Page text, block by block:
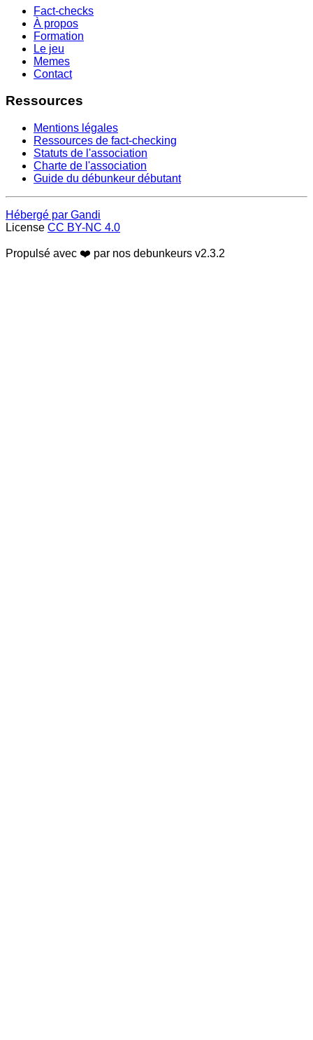
Fact-checks
À propos
Formation
Le jeu
Memes
Contact
Ressources
Mentions légales
Ressources de fact-checking
Statuts de l'association
Charte de l'association
Guide du débunkeur débutant
Hébergé par Gandi
License CC BY-NC 4.0
Propulsé avec ❤️ par nos debunkeurs v2.3.2